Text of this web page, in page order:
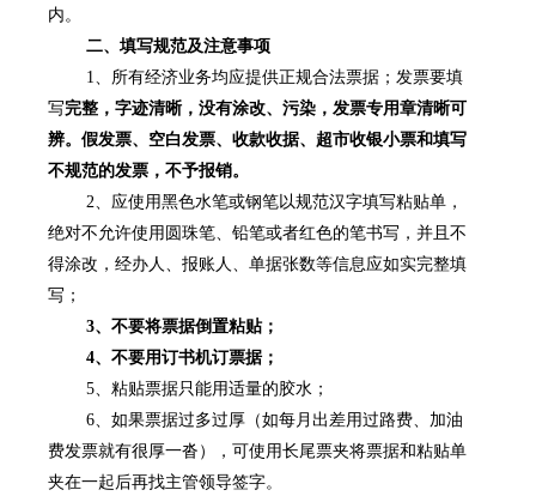
内。
二、填写规范及注意事项
1
、所有经济业务均应提供正规合法票据；发票要填
写完整，字迹清晰，没有涂改、污染，发票专用章清晰可
辨。假发票、空白发票、收款收据、超市收银小票和填写
不规范的发票，不予报销。
2 、应使用黑色水笔或钢笔以规范汉字填写粘贴单，
绝对不允许使用圆珠笔、铅笔或者红色的笔书写，并且不
得涂改，经办人、报账人、单据张数等信息应如实完整填
写；
3、不要将票据倒置粘贴；
4、不要用订书机订票据；
5 、粘贴票据只能用适量的胶水；
6 、如果票据过多过厚（如每月出差用过路费、加油
费发票就有很厚一沓），可使用长尾票夹将票据和粘贴单
夹在一起后再找主管领导签字。